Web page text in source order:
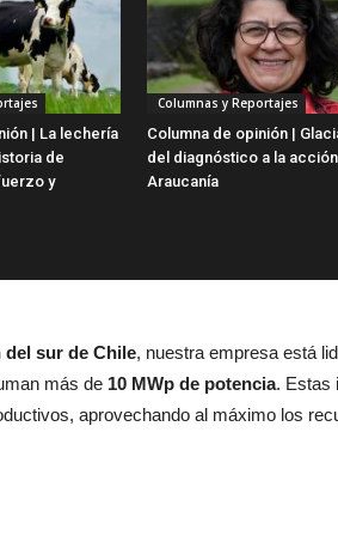
| La lechería
de
y
Columnas y Reportajes
Columna de opinión |
del diagnóstico a la
Araucanía
del sur de Chile, nuestra empresa está
más de 10 MWp de potencia. Estas
aprovechando al máximo los